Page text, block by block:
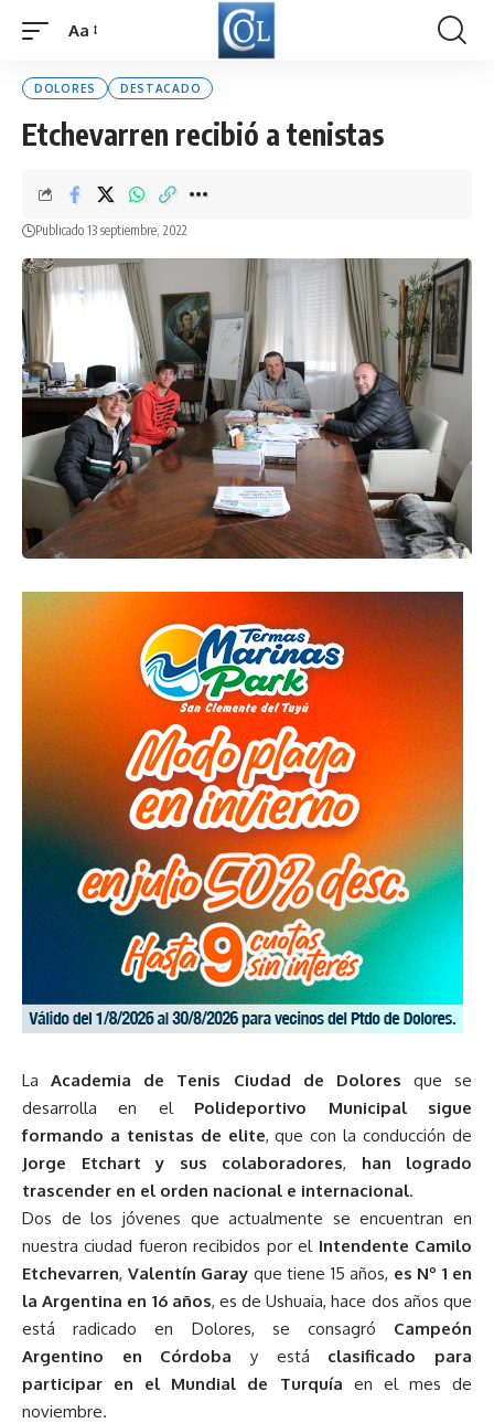
Font
Aa
DOLORES DESTACADO
Etchevarren recibió a tenistas
Publicado 13 septiembre, 2022
LaAcademia de Tenis Ciudad de Dolores que se
desarrolla en el Polideportivo Municipal
sigue
formando a tenistas de elite, que con la conducción de
Jorge Etchart
y sus colaboradores, han logrado
trascender en el orden nacional e internacional.
Dos de los jóvenes que actualmente se encuentran en
nuestra ciudad fueron recibidos por el Intendente Camilo
Etchevarren, Valentín Garay que tiene 15 años, es Nº 1 en
la Argentina en 16 años, es de Ushuaia, hace dos años que
está radicado en Dolores, se consagró Campeón
Argentino en Córdoba y está clasificado para
participar en el Mundial de Turquía en el mes de
noviembre.